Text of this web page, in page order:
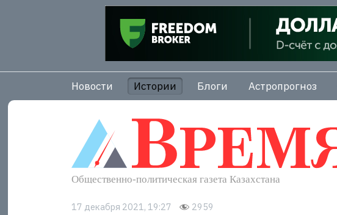
Новости Истории Блоги Астропрогноз
17 декабря 2021, 19:27 2959